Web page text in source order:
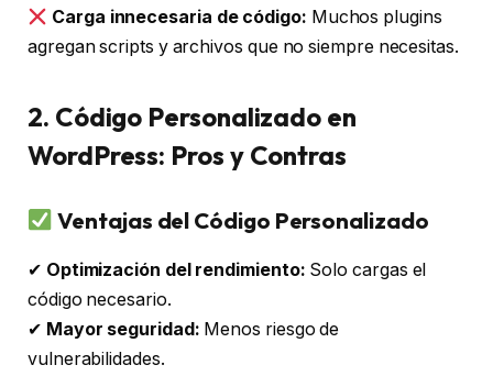
Carga innecesaria de código: Muchos plugins
agregan scripts y archivos que no siempre necesitas.
2. Código Personalizado en
WordPress: Pros y Contras
Ventajas del Código Personalizado
✔ Optimización del rendimiento: Solo cargas el
código necesario.
✔ Mayor seguridad: Menos riesgo de
vulnerabilidades.